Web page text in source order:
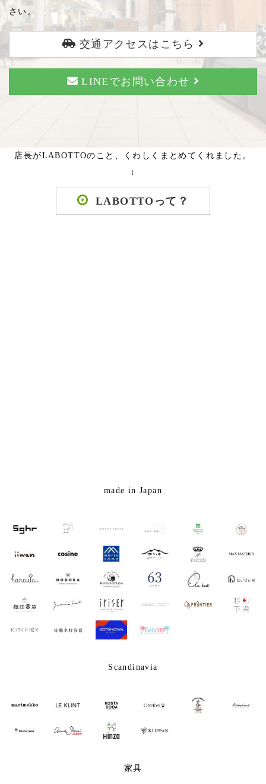
さい。
交通アクセスはこちら
LINEでお問い合わせ
店長がLABOTTOのこと、くわしくまとめてくれました。
↓
LABOTTOって？
made in Japan
Scandinavia
家具